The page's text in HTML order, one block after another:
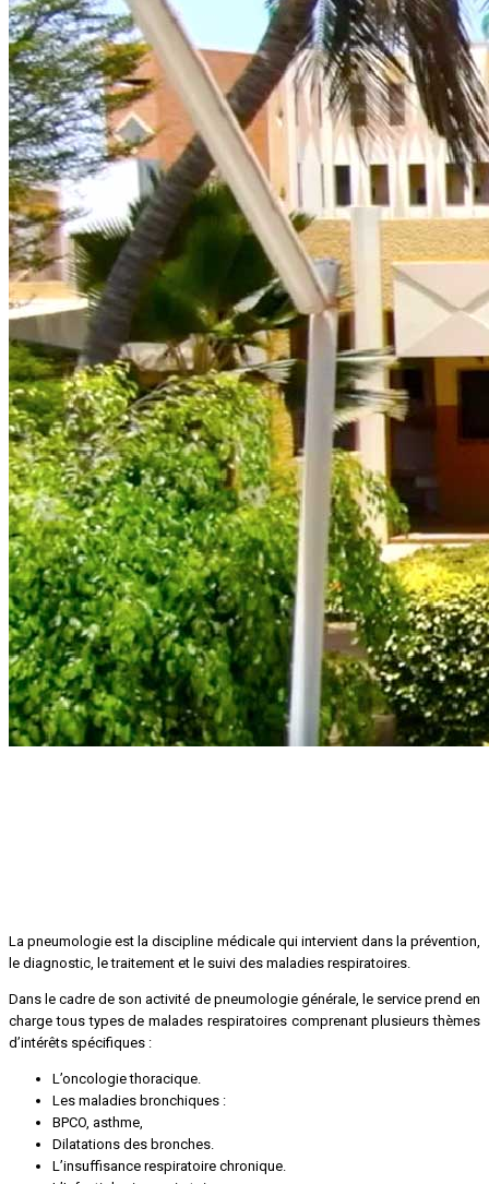
La pneumologie est la discipline médicale qui intervient dans la prévention,
le diagnostic, le traitement et le suivi des maladies respiratoires.
Dans le cadre de son activité de pneumologie générale, le service prend en
charge tous types de malades respiratoires comprenant plusieurs thèmes
d’intérêts spécifiques :
L’oncologie thoracique.
Les maladies bronchiques :
BPCO, asthme,
Dilatations des bronches.
L’insuffisance respiratoire chronique.